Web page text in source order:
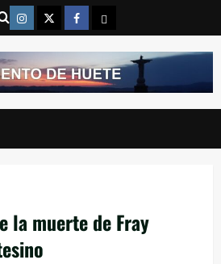
Instragram
TwitterFacebook
Email
la muerte de Fray